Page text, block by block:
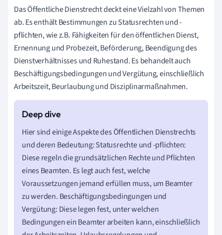
Das Öffentliche Dienstrecht deckt eine Vielzahl von Themen
ab. Es enthält Bestimmungen zu Statusrechten und -
pflichten, wie z.B. Fähigkeiten für den öffentlichen Dienst,
Ernennung und Probezeit, Beförderung, Beendigung des
Dienstverhältnisses und Ruhestand. Es behandelt auch
Beschäftigungsbedingungen und Vergütung, einschließlich
Arbeitszeit, Beurlaubung und Disziplinarmaßnahmen.
Hier sind einige Aspekte des Öffentlichen Dienstrechts
und deren Bedeutung: Statusrechte und -pflichten:
Diese regeln die grundsätzlichen Rechte und Pflichten
eines Beamten. Es legt auch fest, welche
Voraussetzungen jemand erfüllen muss, um Beamter
zu werden. Beschäftigungsbedingungen und
Vergütung: Diese legen fest, unter welchen
Bedingungen ein Beamter arbeiten kann, einschließlich